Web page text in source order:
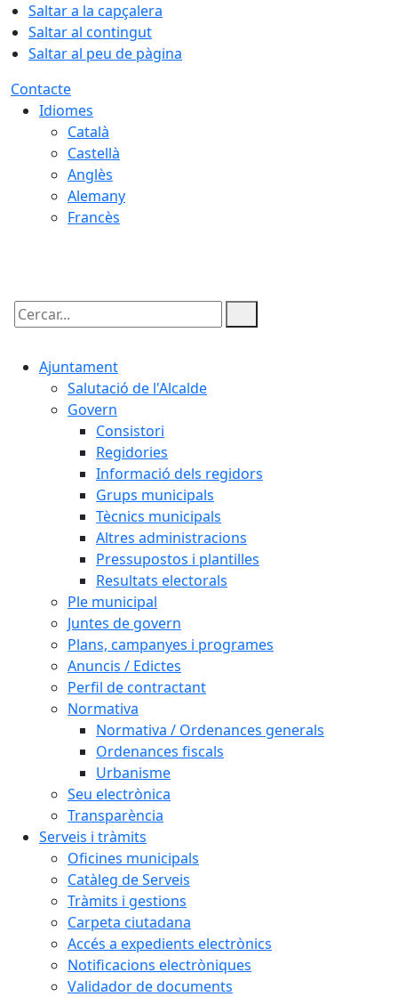
Saltar a la capçalera
Saltar al contingut
Saltar al peu de pàgina
Contacte
Idiomes
Català
Castellà
Anglès
Alemany
Francès
Cercar:
Ajuntament
Salutació de l'Alcalde
Govern
Consistori
Regidories
Informació dels regidors
Grups municipals
Tècnics municipals
Altres administracions
Pressupostos i plantilles
Resultats electorals
Ple municipal
Juntes de govern
Plans, campanyes i programes
Anuncis / Edictes
Perfil de contractant
Normativa
Normativa / Ordenances generals
Ordenances fiscals
Urbanisme
Seu electrònica
Transparència
Serveis i tràmits
Oficines municipals
Catàleg de Serveis
Tràmits i gestions
Carpeta ciutadana
Accés a expedients electrònics
Notificacions electròniques
Validador de documents